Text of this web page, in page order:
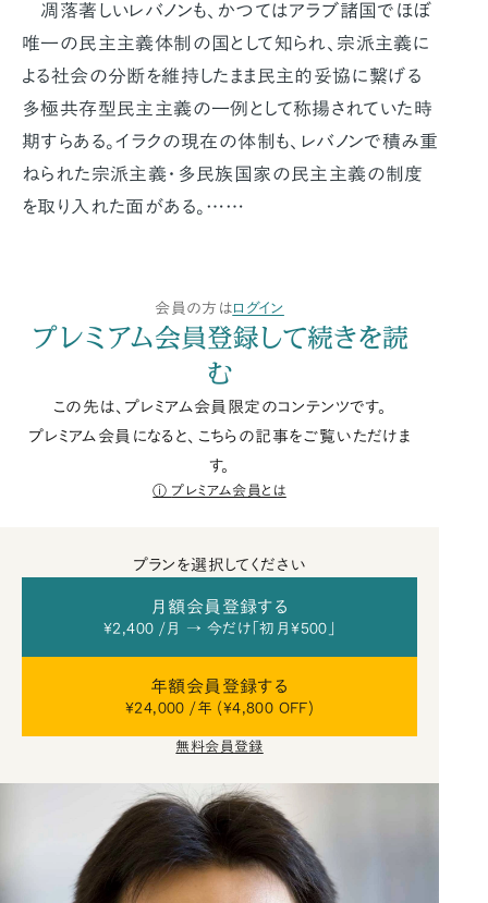
凋落著しいレバノンも、かつてはアラブ諸国でほぼ
唯一の民主主義体制の国として知られ、宗派主義に
よる社会の分断を維持したまま民主的妥協に繋げる
多極共存型民主主義の一例として称揚されていた時
期すらある。イラクの現在の体制も、レバノンで積み重
ねられた宗派主義・多民族国家の民主主義の制度
を取り入れた面がある。……
会員の方はログイン
プレミアム会員登録して続きを読
む
この先は、プレミアム会員限定のコンテンツです。
プレミアム会員になると、こちらの記事をご覧いただけま
す。
プレミアム会員とは
プランを選択してください
月額会員登録する
¥2,400 /月 → 今だけ「初月¥500」
年額会員登録する
¥24,000 /年 (¥4,800 OFF)
無料会員登録